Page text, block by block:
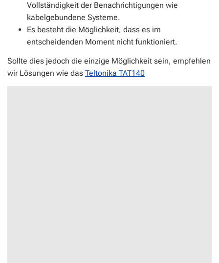
Vollständigkeit der Benachrichtigungen wie
kabelgebundene Systeme.
Es besteht die Möglichkeit, dass es im
entscheidenden Moment nicht funktioniert.
Sollte dies jedoch die einzige Möglichkeit sein, empfehlen
wir Lösungen wie das Teltonika TAT140